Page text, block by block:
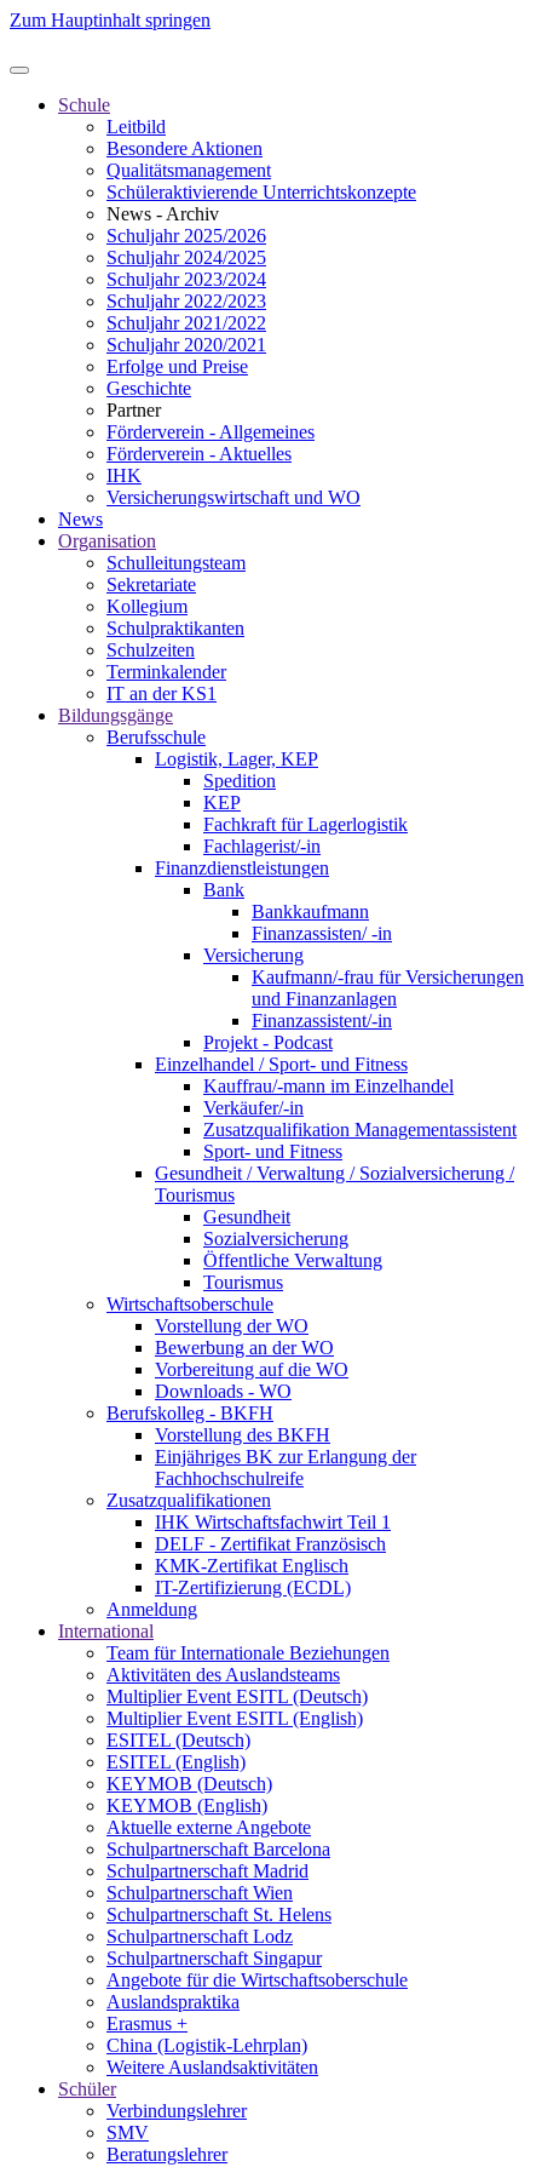
Zum Hauptinhalt springen
Schule
Leitbild
Besondere Aktionen
Qualitätsmanagement
Schüleraktivierende Unterrichtskonzepte
News - Archiv
Schuljahr 2025/2026
Schuljahr 2024/2025
Schuljahr 2023/2024
Schuljahr 2022/2023
Schuljahr 2021/2022
Schuljahr 2020/2021
Erfolge und Preise
Geschichte
Partner
Förderverein - Allgemeines
Förderverein - Aktuelles
IHK
Versicherungswirtschaft und WO
News
Organisation
Schulleitungsteam
Sekretariate
Kollegium
Schulpraktikanten
Schulzeiten
Terminkalender
IT an der KS1
Bildungsgänge
Berufsschule
Logistik, Lager, KEP
Spedition
KEP
Fachkraft für Lagerlogistik
Fachlagerist/-in
Finanzdienstleistungen
Bank
Bankkaufmann
Finanzassisten/ -in
Versicherung
Kaufmann/-frau für Versicherungen
und Finanzanlagen
Finanzassistent/-in
Projekt - Podcast
Einzelhandel / Sport- und Fitness
Kauffrau/-mann im Einzelhandel
Verkäufer/-in
Zusatzqualifikation Managementassistent
Sport- und Fitness
Gesundheit / Verwaltung / Sozialversicherung /
Tourismus
Gesundheit
Sozialversicherung
Öffentliche Verwaltung
Tourismus
Wirtschaftsoberschule
Vorstellung der WO
Bewerbung an der WO
Vorbereitung auf die WO
Downloads - WO
Berufskolleg - BKFH
Vorstellung des BKFH
Einjähriges BK zur Erlangung der
Fachhochschulreife
Zusatzqualifikationen
IHK Wirtschaftsfachwirt Teil 1
DELF - Zertifikat Französisch
KMK-Zertifikat Englisch
IT-Zertifizierung (ECDL)
Anmeldung
International
Team für Internationale Beziehungen
Aktivitäten des Auslandsteams
Multiplier Event ESITL (Deutsch)
Multiplier Event ESITL (English)
ESITEL (Deutsch)
ESITEL (English)
KEYMOB (Deutsch)
KEYMOB (English)
Aktuelle externe Angebote
Schulpartnerschaft Barcelona
Schulpartnerschaft Madrid
Schulpartnerschaft Wien
Schulpartnerschaft St. Helens
Schulpartnerschaft Lodz
Schulpartnerschaft Singapur
Angebote für die Wirtschaftsoberschule
Auslandspraktika
Erasmus +
China (Logistik-Lehrplan)
Weitere Auslandsaktivitäten
Schüler
Verbindungslehrer
SMV
Beratungslehrer